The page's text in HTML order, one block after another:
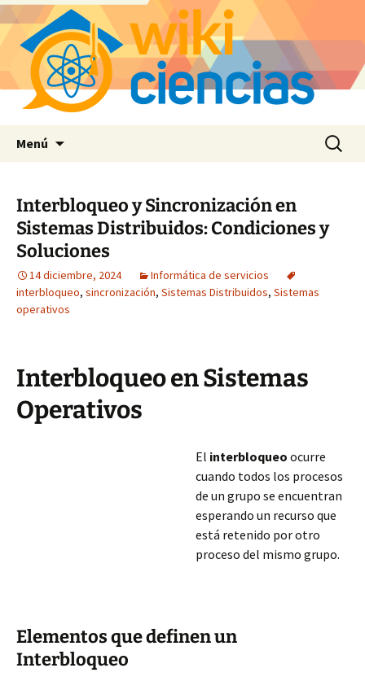
Menú Buscar:
Interbloqueo y Sincronización en
Sistemas Distribuidos: Condiciones y
Soluciones
14 diciembre, 2024
Informática de servicios
interbloqueo, sincronización, Sistemas Distribuidos, Sistemas
operativos
Interbloqueo en Sistemas
Operativos
El interbloqueo ocurre
cuando todos los procesos
de un grupo se encuentran
esperando un recurso que
está retenido por otro
proceso del mismo grupo.
Elementos que definen un
Interbloqueo